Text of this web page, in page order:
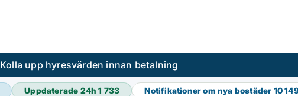
Kolla upp hyresvärden innan betalning
Uppdaterade 24h1 733 Notifikationer om nya bostäder 10